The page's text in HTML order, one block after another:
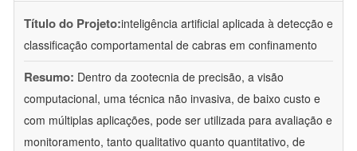
Título do Projeto:inteligência artificial aplicada à detecção e
classificação comportamental de cabras em confinamento
Resumo: Dentro da zootecnia de precisão, a visão
computacional, uma técnica não invasiva, de baixo custo e
com múltiplas aplicações, pode ser utilizada para avaliação e
monitoramento, tanto qualitativo quanto quantitativo, de